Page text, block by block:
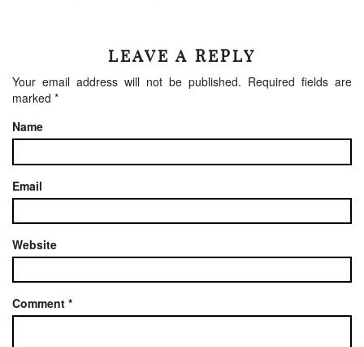
LEAVE A REPLY
Your email address will not be published. Required fields are
marked *
Name
Email
Website
Comment *